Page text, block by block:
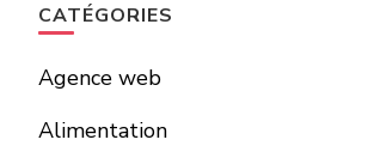
CATÉGORIES
Agence web
Alimentation